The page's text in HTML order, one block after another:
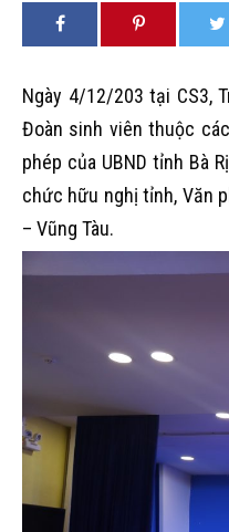
Ngày 4/12/203 tại CS3,
Đoàn sinh viên thuộc
phép của UBND tỉnh Bà
chức hữu nghị tỉnh, Văn
– Vũng Tàu.